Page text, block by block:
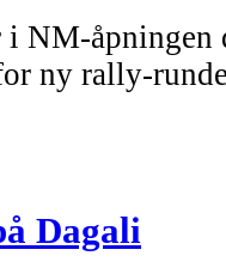
NM-åpningen
ny rally-
Dagali